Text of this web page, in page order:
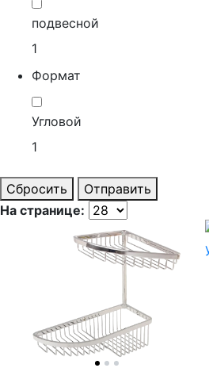
подвесной
1
Формат
Угловой
1
Сбросить
Отправить
На странице: